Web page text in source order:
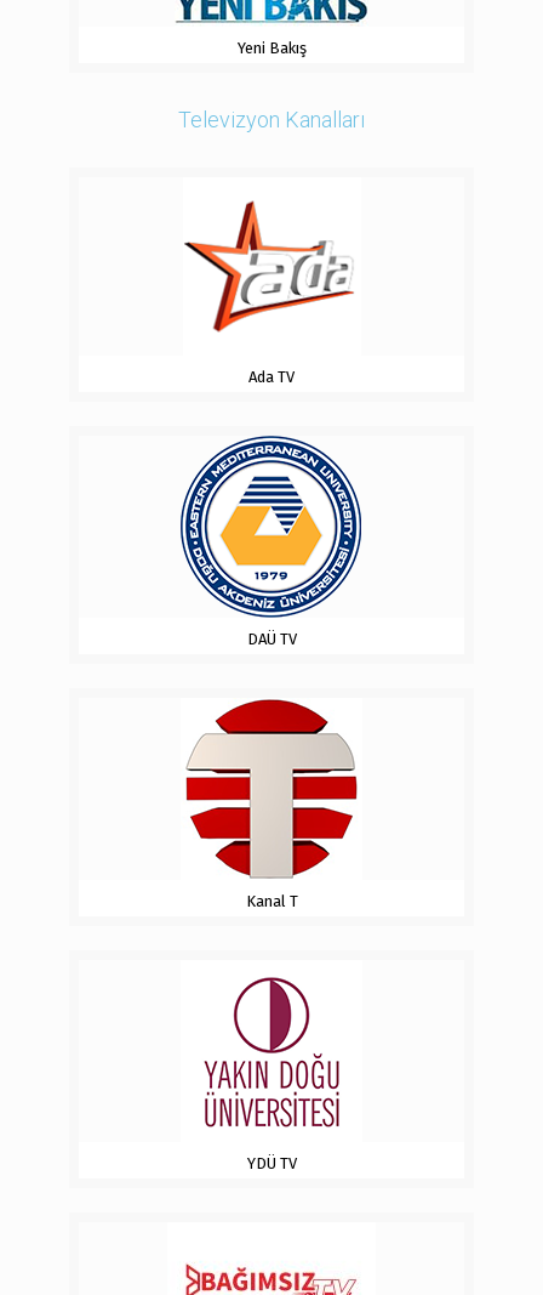
Yeni Bakış
Televizyon Kanalları
Ada TV
DAÜ TV
Kanal T
YDÜ TV